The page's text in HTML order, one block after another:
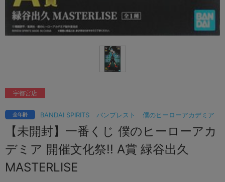
BANDAI SPIRITS バンプレスト 僕のヒーローアカデミア
全年齢
【未開封】一番くじ 僕のヒーローアカ
デミア 開催文化祭!! A賞 緑谷出久
MASTERLISE
宇都宮店